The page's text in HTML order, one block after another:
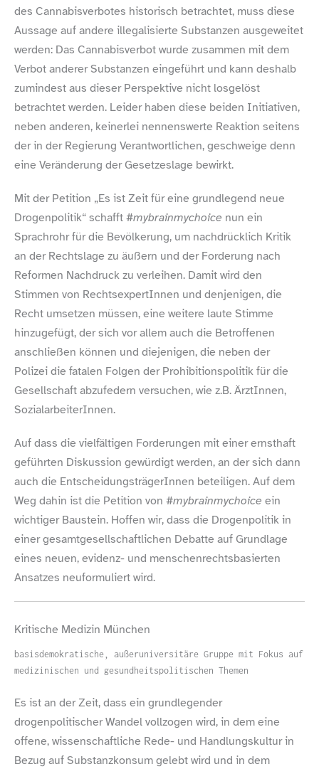
des Cannabisverbotes historisch betrachtet, muss diese
Aussage auf andere illegalisierte Substanzen ausgeweitet
werden: Das Cannabisverbot wurde zusammen mit dem
Verbot anderer Substanzen eingeführt und kann deshalb
zumindest aus dieser Perspektive nicht losgelöst
betrachtet werden. Leider haben diese beiden Initiativen,
neben anderen, keinerlei nennenswerte Reaktion seitens
der in der Regierung Verantwortlichen, geschweige denn
eine Veränderung der Gesetzeslage bewirkt.
Mit der Petition „Es ist Zeit für eine grundlegend neue
Drogenpolitik“ schafft#mybrainmychoice nun ein
Sprachrohr für die Bevölkerung, um nachdrücklich Kritik
an der Rechtslage zu äußern und der Forderung nach
Reformen Nachdruck zu verleihen. Damit wird den
Stimmen von RechtsexpertInnen und denjenigen, die
Recht umsetzen müssen, eine weitere laute Stimme
hinzugefügt, der sich vor allem auch die Betroffenen
anschließen können und diejenigen, die neben der
Polizei die fatalen Folgen der Prohibitionspolitik für die
Gesellschaft abzufedern versuchen, wie z.B. ÄrztInnen,
SozialarbeiterInnen.
Auf dass die vielfältigen Forderungen mit einer ernsthaft
geführten Diskussion gewürdigt werden, an der sich dann
auch die EntscheidungsträgerInnen beteiligen. Auf dem
Weg dahin ist die Petition von #mybrainmychoice ein
wichtiger Baustein. Hoffen wir, dass die Drogenpolitik in
einer gesamtgesellschaftlichen Debatte auf Grundlage
eines neuen, evidenz- und menschenrechtsbasierten
Ansatzes neuformuliert wird.
Kritische Medizin München
basisdemokratische, außeruniversitäre Gruppe mit Fokus auf
medizinischen und gesundheitspolitischen Themen
Es ist an der Zeit, dass ein grundlegender
drogenpolitischer Wandel vollzogen wird, in dem eine
offene, wissenschaftliche Rede- und Handlungskultur in
Bezug auf Substanzkonsum gelebt wird und in dem